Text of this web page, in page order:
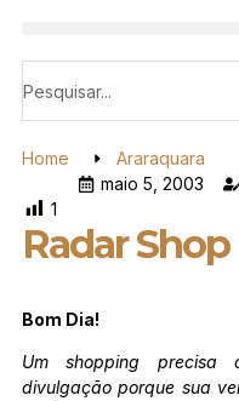
Home
Araraquara
maio 5, 2003
1
Radar Shop
Bom Dia!
Um shopping precisa
divulgação porque sua